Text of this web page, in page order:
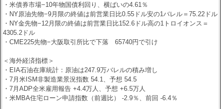
・米債券市場−10年物国債利回り、横ばいの4.61％
・NY原油先物−9月限の終値は前営業日比0.55ドル安の1バレル＝75.22ドル
・NY金先物−12月限の終値は前営業日比152.6ドル高の1トロイオンス＝
4305.2ドル
・CME225先物−大阪取引所比で下落 65740円で引け
＜海外経済指標＞
・EIA石油在庫統計：原油は247.9万バレルの積み増し
・7月米ISM非製造業景況指数 54.1、予想 54.5
・7月ADP全米雇用報告 +4.4万人、予想 +6.5万人
・米MBA住宅ローン申請指数（前週比） -2.9％、前回 -6.4％